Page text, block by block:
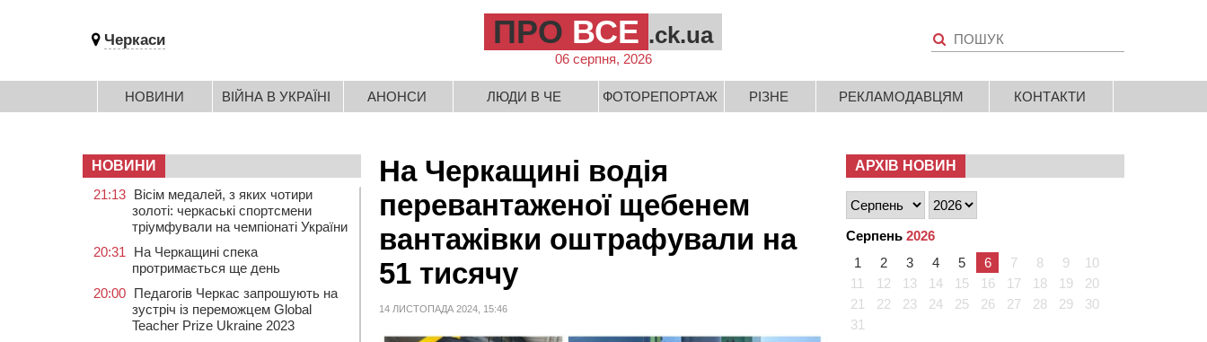
Черкаси ПРО ВСЕ .ck.ua
06 серпня, 2026
НОВИНИ ВІЙНА В УКРАЇНІ АНОНСИ ЛЮДИ В ЧЕ ФОТОРЕПОРТАЖ РІЗНЕ РЕКЛАМОДАВЦЯМ КОНТАКТИ
На Черкащині водія
перевантаженої щебенем
вантажівки оштрафували на
51 тисячу
14 ЛИСТОПАДА 2024, 15:46
НОВИНИ
21:13 Вісім медалей, з яких чотири
золоті: черкаські спортсмени
тріумфували на чемпіонаті України
20:31
На Черкащині спека
протримається ще день
20:00 Педагогів Черкас запрошують на
зустріч із переможцем Global
Teacher Prize Ukraine 2023
АРХІВ НОВИН
Серпень 2026
1
2 3 4 5 6 7 8 9
10
11
12 13 14 15 16 17 18 19
20
21
22 23 24 25 26 27 28 29
30
31